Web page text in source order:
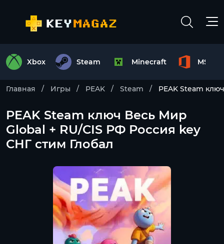
Xbox Steam Minecraft MS
Главная Игры PEAK Steam PEAK Steam
PEAK Steam ключ Весь Мир
Global + RU/CIS РФ Россия key
СНГ стим Глобал